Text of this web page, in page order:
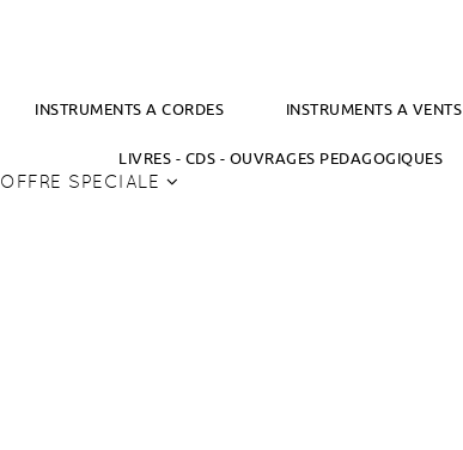
INSTRUMENTS A CORDES INSTRUMENTS A VENTS
LIVRES - CDS - OUVRAGES PEDAGOGIQUES
OFFRE SPECIALE